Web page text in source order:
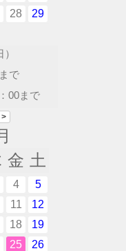
28
29
で
00まで
金 土
4
5
11
12
18
19
25
26